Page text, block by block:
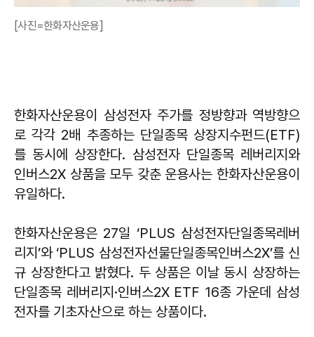
[사진=한화자산운용]
한화자산운용이 삼성전자 주가를 정방향과 역방향으
로 각각 2배 추종하는 단일종목 상장지수펀드(ETF)
를 동시에 상장한다. 삼성전자 단일종목 레버리지와
인버스2X 상품을 모두 갖춘 운용사는 한화자산운용이
유일하다.
한화자산운용은 27일 ‘PLUS 삼성전자단일종목레버
리지’와 ‘PLUS 삼성전자선물단일종목인버스2X’를 신
규 상장한다고 밝혔다. 두 상품은 이날 동시 상장하는
단일종목 레버리지·인버스2X ETF 16종 가운데 삼성
전자를 기초자산으로 하는 상품이다.